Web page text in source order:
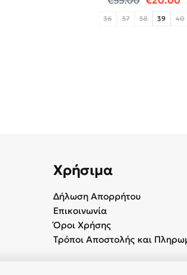
36 37 38 39 40
Χρήσιμα
Δήλωση Απορρήτου
Επικοινωνία
Όροι Χρήσης
Τρόποι Αποστολής και